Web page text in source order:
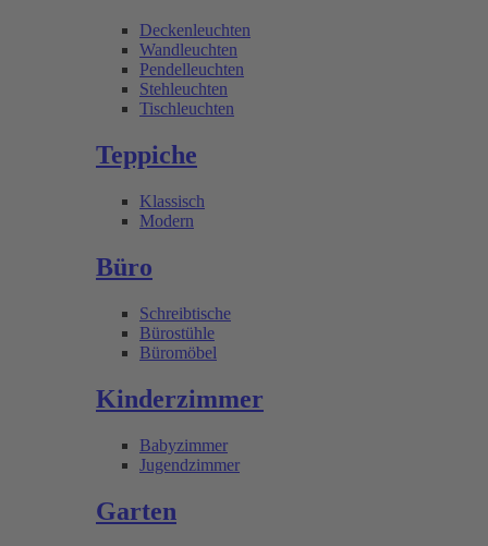
Deckenleuchten
Wandleuchten
Pendelleuchten
Stehleuchten
Tischleuchten
Teppiche
Klassisch
Modern
Büro
Schreibtische
Bürostühle
Büromöbel
Kinderzimmer
Babyzimmer
Jugendzimmer
Garten